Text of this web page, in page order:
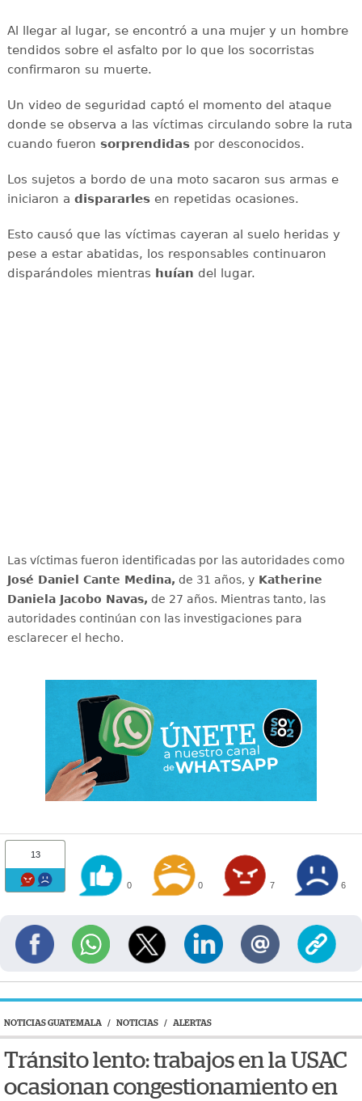
Al llegar al lugar, se encontró a una mujer y un hombre
tendidos sobre el asfalto por lo que los socorristas
confirmaron su muerte.
Un video de seguridad captó el momento del ataque
donde se observa a las víctimas circulando sobre la ruta
cuando fueron sorprendidaspor desconocidos.
Los sujetos a bordo de una moto sacaron sus armas e
iniciaron a dispararlesen repetidas ocasiones.
Esto causó que las víctimas cayeran al suelo heridas y
pese a estar abatidas, los responsables continuaron
disparándoles mientras huían del lugar.
Las víctimas fueron identificadas por las autoridades como
José Daniel Cante Medina, de 31 años, yKatherine
Daniela Jacobo Navas, de 27 años. Mientras tanto, las
autoridades continúan con las investigaciones para
esclarecer el hecho.
13
0 0 7 6
NOTICIAS GUATEMALA / NOTICIAS / ALERTAS
Tránsito lento: trabajos en la USAC
ocasionan congestionamiento en